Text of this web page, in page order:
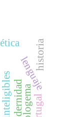
modernidad
lenguaje
historia
ética